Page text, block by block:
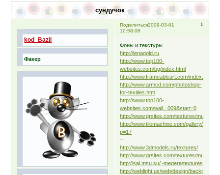
сундучок
Поделиться 1
2009-03-01
10:58:08
kod_Bazil
Факер
Фоны и текстуры
http://lenagold.ru
http://www.top100-
websites.com/bg/index.html
http://www.frameableart.com/
http://www.armcd.com/photoshop-
for-textiles.htm
http://www.top100-
websites.com/wall...009&start=0
http://www.grsites.com/textures/
http://www.tilemachine.com/gallery/?
p=17
--
http://www.3dmodels.ru/textures/
http://www.grsites.com/textures/
http://sai.msu.su/~megera/textures/
http://weblight.us/web/design/background/